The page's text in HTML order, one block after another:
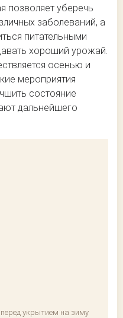
позволяет уберечь
заболеваний, а
питательными
хороший урожай.
осенью и
мероприятия
состояние
дальнейшего
укрытием на зиму